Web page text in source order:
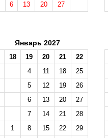
6 13 20 27
Январь 2027
18 19 20 21
22
4 11 18
25
5 12 19
26
6 13 20
27
7 14 21
28
1 8 15 22
29